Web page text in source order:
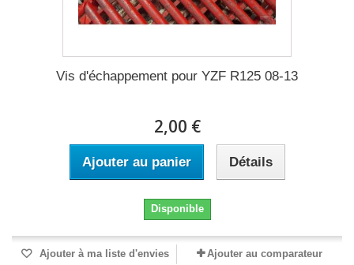
Vis d'échappement pour YZF R125 08-13
2,00 €
Ajouter au panier Détails
Disponible
Ajouter à ma liste d'envies Ajouter au comparateur